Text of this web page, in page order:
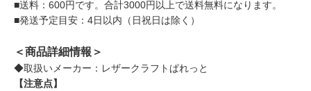
■送料：600円です。合計3000円以上で送料無料になります。
■発送予定目安：4日以内（日祝日は除く）
＜商品詳細情報＞
◆取扱いメーカー：レザークラフトぱれっと
【注意点】